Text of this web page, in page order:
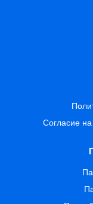
Согласие